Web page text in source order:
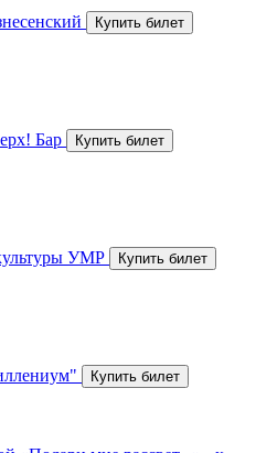
Бар
УМР